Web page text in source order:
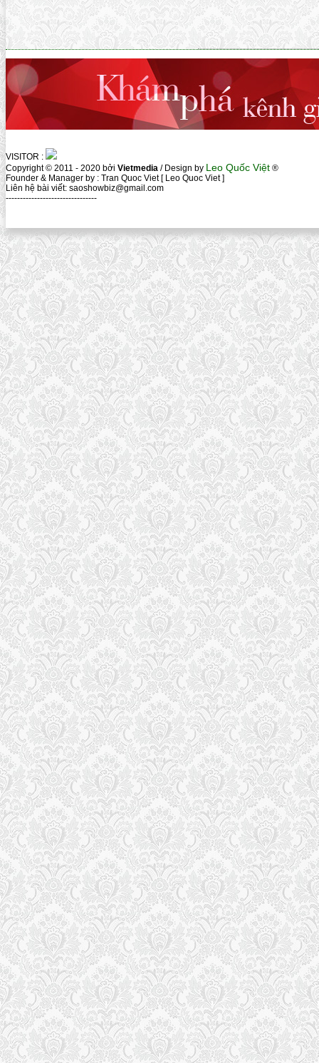
VISITOR :
Copyright © 2011 - 2020 bởi Vietmedia / Design by Leo Quốc Việt ®
Founder & Manager by : Tran Quoc Viet [ Leo Quoc Viet ]
Liên hệ bài viết: saoshowbiz@gmail.com
--------------------------------